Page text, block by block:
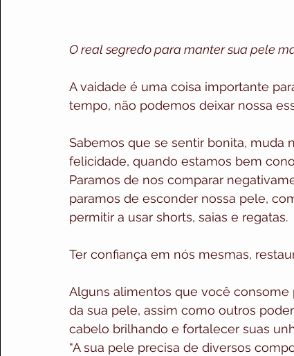
O real segredo para manter sua pele
A vaidade é uma coisa importante
tempo, não podemos deixar nossa
Sabemos que se sentir bonita, muda
felicidade, quando estamos bem
Paramos de nos comparar
paramos de esconder nossa pele,
permitir a usar shorts, saias e regatas.
Ter confiança em nós mesmas,
Alguns alimentos que você
da sua pele, assim como outros
cabelo brilhando e fortalecer suas
“A sua pele precisa de diversos